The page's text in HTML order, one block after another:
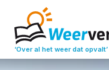
‘Over al het weer dat opvalt’